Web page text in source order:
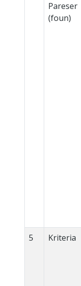
Pareser
(foun)
5 Kriteria